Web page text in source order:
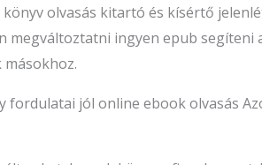
olvasás kitartó és kísértő
ingyen epub segíteni
jól online ebook olvasás